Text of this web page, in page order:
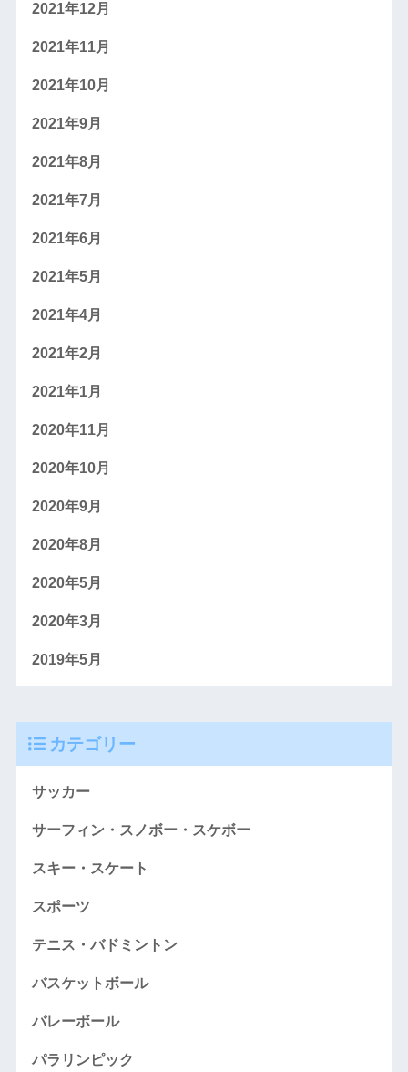
2021年12月
2021年11月
2021年10月
2021年9月
2021年8月
2021年7月
2021年6月
2021年5月
2021年4月
2021年2月
2021年1月
2020年11月
2020年10月
2020年9月
2020年8月
2020年5月
2020年3月
2019年5月
カテゴリー
サッカー
サーフィン・スノボー・スケボー
スキー・スケート
スポーツ
テニス・バドミントン
バスケットボール
バレーボール
パラリンピック